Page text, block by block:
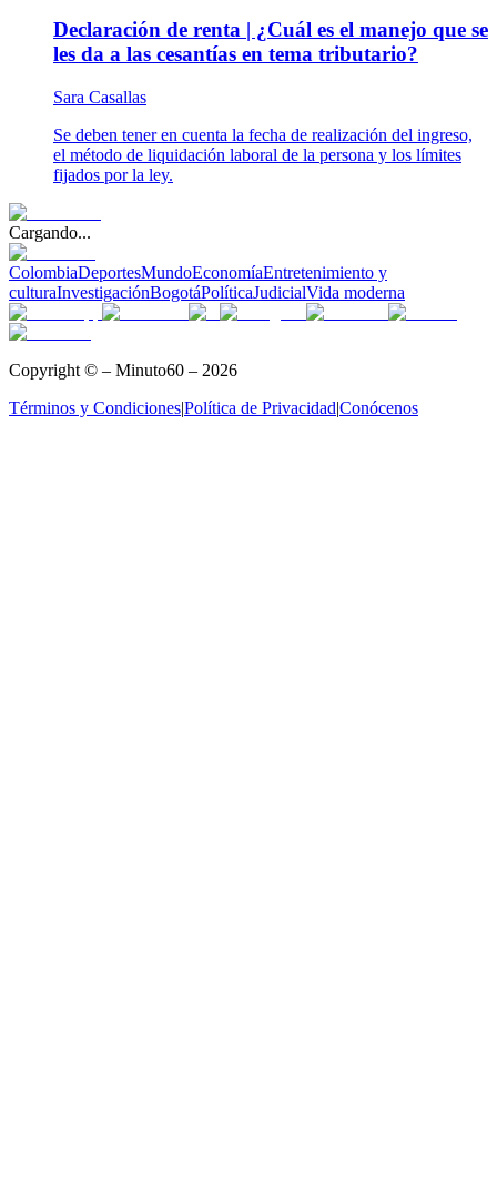
Declaración de renta | ¿Cuál es el manejo que se
les da a las cesantías en tema tributario?
Sara Casallas
Se deben tener en cuenta la fecha de realización del ingreso,
el método de liquidación laboral de la persona y los límites
fijados por la ley.
Cargando...
ColombiaDeportesMundoEconomíaEntretenimiento y
culturaInvestigaciónBogotáPolíticaJudicialVida moderna
Copyright © – Minuto60 – 2026
Términos y Condiciones|Política de Privacidad|Conócenos